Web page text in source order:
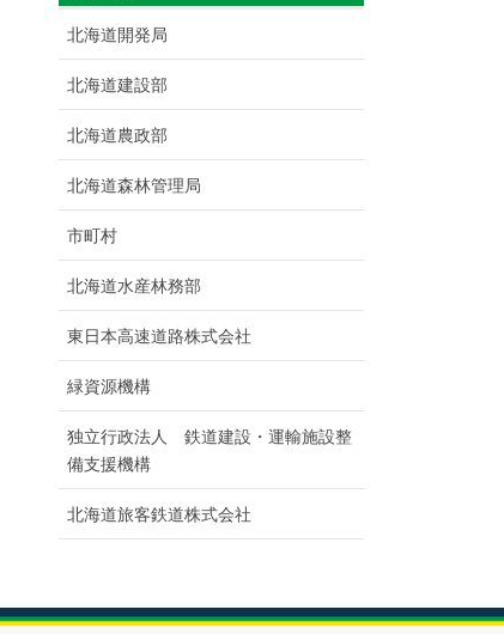
北海道開発局
北海道建設部
北海道農政部
北海道森林管理局
市町村
北海道水産林務部
東日本高速道路株式会社
緑資源機構
独立行政法人 鉄道建設・運輸施設整
備支援機構
北海道旅客鉄道株式会社